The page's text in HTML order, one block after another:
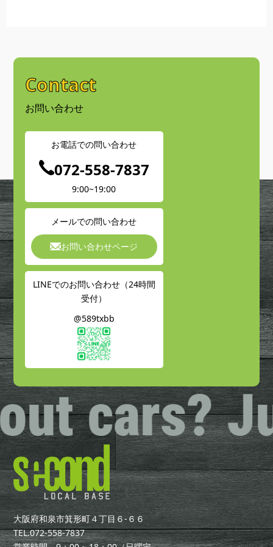
お問い合わせ
Contact
お電話での問い合わせ
072-558-7837
9:00~19:00
メールでの問い合わせ
お問い合わせページ
LINEでのお問い合わせ（24時間
受付）
@589txbb
cars?
大阪府和泉市箕形町４丁目６-６６
TEL.072-558-7837